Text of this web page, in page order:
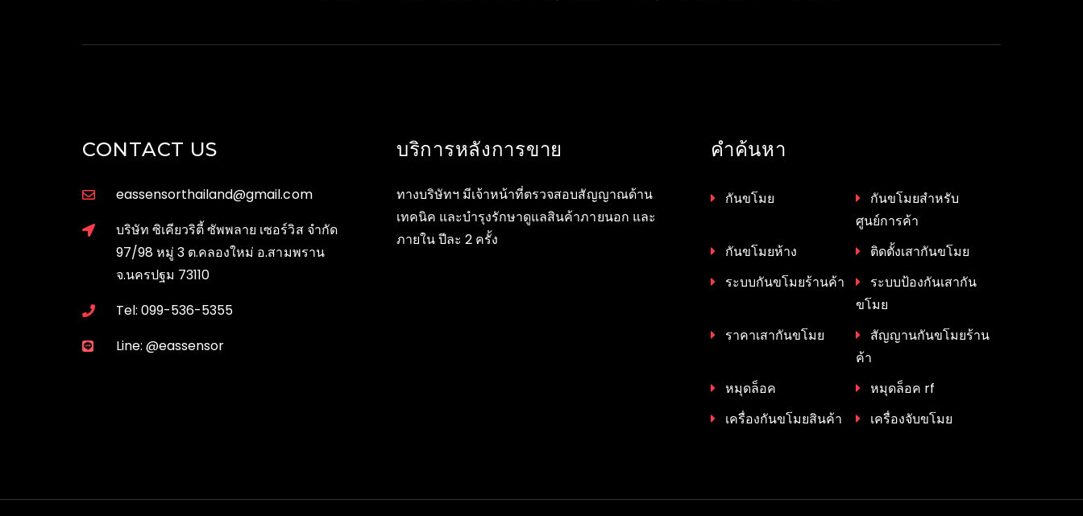
CONTACT US
eassensorthailand@gmail.com
บริษัท ซิเคียวริตี้ ซัพพลาย เซอร์วิส จำกัด
97/98 หมู่ 3 ต.คลองใหม่ อ.สามพราน
จ.นครปฐม 73110
Tel: 099-536-5355
Line: @eassensor
บริการหลังการขาย
ทางบริษัทฯ มีเจ้าหน้าที่ตรวจสอบสัญญาณด้าน
เทคนิค และบำรุงรักษาดูแลสินค้าภายนอก และ
ภายใน ปีละ 2 ครั้ง
คำค้นหา
กันขโมย
กันขโมยสำหรับ
ศูนย์การค้า
กันขโมยห้าง
ติดตั้งเสากันขโมย
ระบบกันขโมยร้านค้า
ระบบป้องกันเสากัน
ขโมย
ราคาเสากันขโมย
สัญญานกันขโมยร้าน
ค้า
หมุดล็อค
หมุดล็อค rf
เครื่องกันขโมยสินค้า
เครื่องจับขโมย